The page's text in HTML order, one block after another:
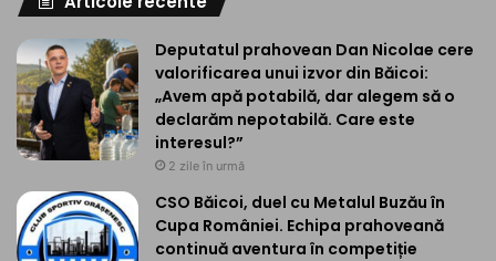
Deputatul prahovean Dan Nicolae cere
valorificarea unui izvor din Băicoi:
„Avem apă potabilă, dar alegem să o
declarăm nepotabilă. Care este
interesul?”
2 zile în urmă
CSO Băicoi, duel cu Metalul Buzău în
Cupa României. Echipa prahoveană
continuă aventura în competiție